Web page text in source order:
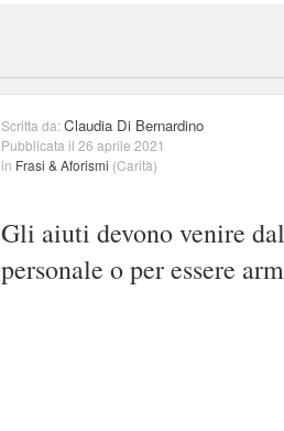
Scritta da:Claudia Di Bernardino
Pubblicata il 26 aprile 2021
in Frasi & Aforismi (Carità)
Gli aiuti devono venire
personale o per essere